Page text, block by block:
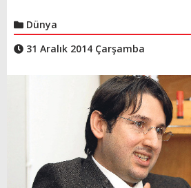
Dünya
31 Aralık 2014 Çarşamba